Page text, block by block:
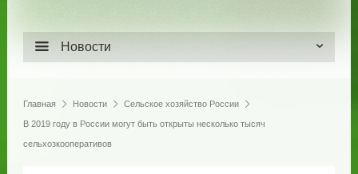
Новости
Главная Новости Сельское хозяйство России
В 2019 году в России могут быть открыты несколько тысяч
сельхозкооперативов